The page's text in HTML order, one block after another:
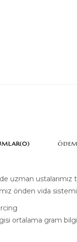
uzman ustalarımız
önden vida
ortalama gram
(0)